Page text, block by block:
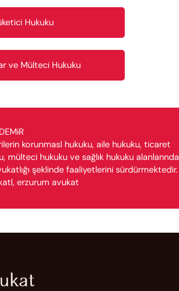
Hukuku
ve Mülteci Hukuku
korunmasl hukuku, aile hukuku, ticaret
mülteci hukuku ve sağlık hukuku alanlannda
şeklinde faaliyetlerini sürdürmektedir.
erzurum avukat